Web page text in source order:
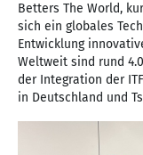
Betters The World,
sich ein globales
Entwicklung
Weltweit sind rund
der Integration der
in Deutschland und